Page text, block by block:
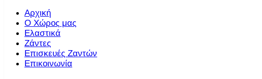
Αρχική
Ο Χώρος μας
Ελαστικά
Ζάντες
Επισκευές Ζαντών
Επικοινωνία